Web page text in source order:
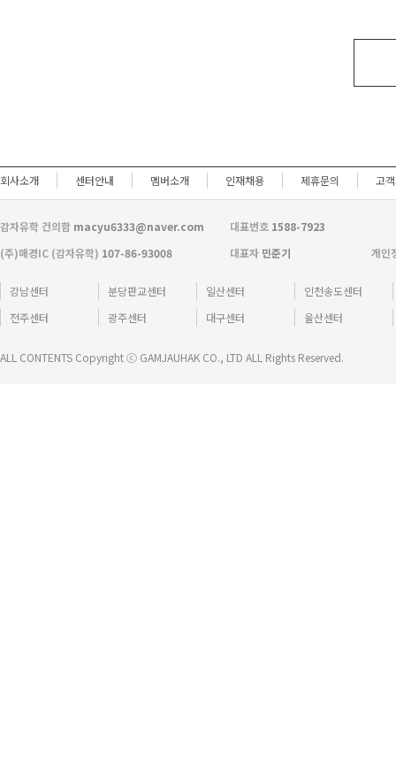
회사소개 센터안내 멤버소개 인재채용 제휴문의 고
감자유학 건의함 macyu6333@naver.com 대표번호 1588-7923
(주)매경IC (감자유학) 107-86-93008 대표자 민준기 개인
강남센터 분당판교센터 일산센터
인천송도센터
전주센터
광주센터 대구센터 울산센터
ALL CONTENTS Copyright ⓒ GAMJAUHAK CO., LTD ALL Rights Reserved.